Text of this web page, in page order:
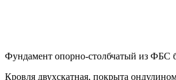
Фундамент опорно-столбчатый из ФБС
Кровля двухскатная, покрыта